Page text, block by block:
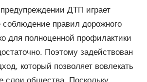
ДТП играет
соблюдение правил дорожного
для полноценной профилактики
Поэтому задействован
который позволяет вовлекать